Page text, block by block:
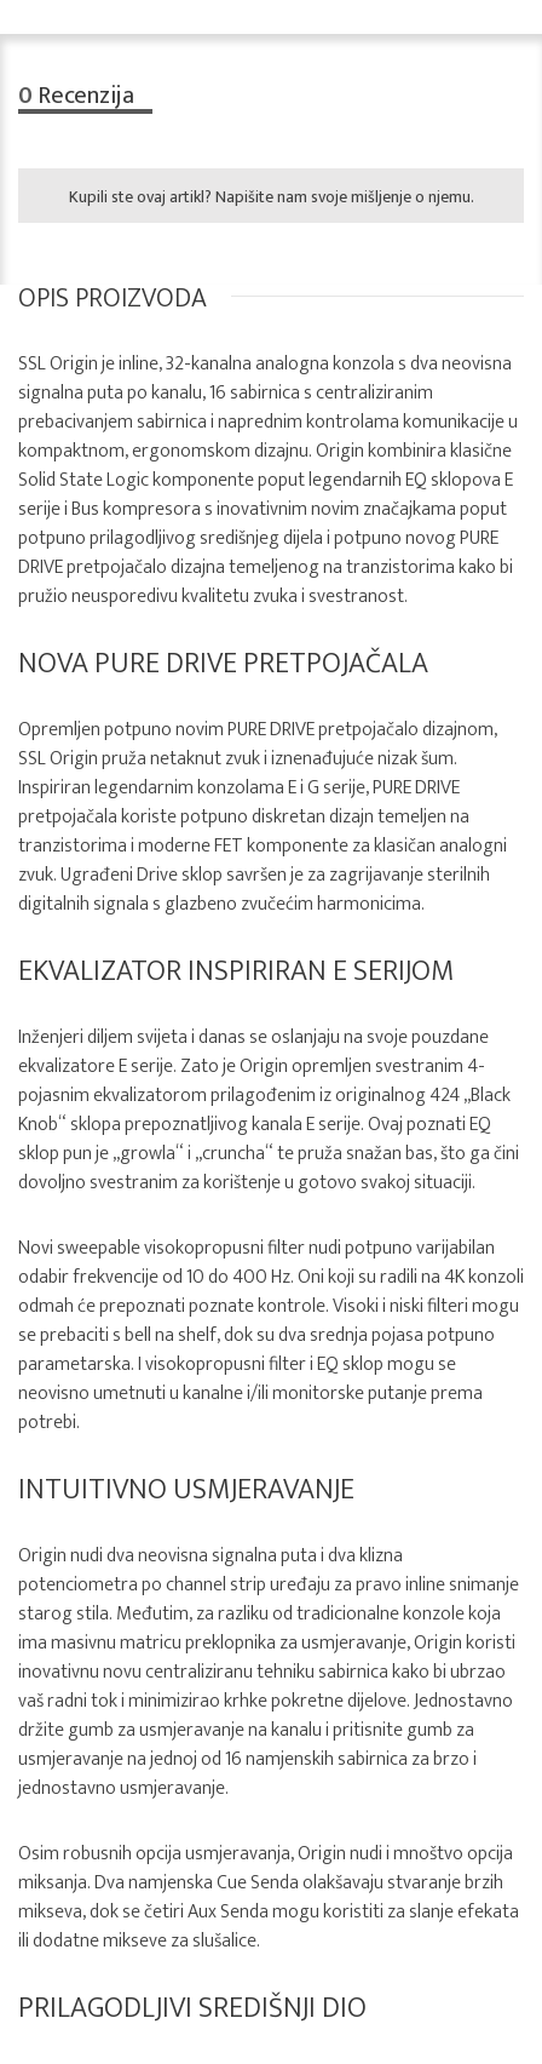
0 Recenzija
Kupili ste ovaj artikl? Napišite nam svoje mišljenje o njemu.
OPIS PROIZVODA
SSL Origin je inline, 32-kanalna analogna konzola s dva neovisna
signalna puta po kanalu, 16 sabirnica s centraliziranim
prebacivanjem sabirnica i naprednim kontrolama komunikacije u
kompaktnom, ergonomskom dizajnu. Origin kombinira klasične
Solid State Logic komponente poput legendarnih EQ sklopova E
serije i Bus kompresora s inovativnim novim značajkama poput
potpuno prilagodljivog središnjeg dijela i potpuno novog PURE
DRIVE pretpojačalo dizajna temeljenog na tranzistorima kako bi
pružio neusporedivu kvalitetu zvuka i svestranost.
NOVA PURE DRIVE PRETPOJAČALA
Opremljen potpuno novim PURE DRIVE pretpojačalo dizajnom,
SSL Origin pruža netaknut zvuk i iznenađujuće nizak šum.
Inspiriran legendarnim konzolama E i G serije, PURE DRIVE
pretpojačala koriste potpuno diskretan dizajn temeljen na
tranzistorima i moderne FET komponente za klasičan analogni
zvuk. Ugrađeni Drive sklop savršen je za zagrijavanje sterilnih
digitalnih signala s glazbeno zvučećim harmonicima.
EKVALIZATOR INSPIRIRAN E SERIJOM
Inženjeri diljem svijeta i danas se oslanjaju na svoje pouzdane
ekvalizatore E serije. Zato je Origin opremljen svestranim 4-
pojasnim ekvalizatorom prilagođenim iz originalnog 424 „Black
Knob“ sklopa prepoznatljivog kanala E serije. Ovaj poznati EQ
sklop pun je „growla“ i „cruncha“ te pruža snažan bas, što ga čini
dovoljno svestranim za korištenje u gotovo svakoj situaciji.
Novi sweepable visokopropusni filter nudi potpuno varijabilan
odabir frekvencije od 10 do 400 Hz. Oni koji su radili na 4K konzoli
odmah će prepoznati poznate kontrole. Visoki i niski filteri mogu
se prebaciti s bell na shelf, dok su dva srednja pojasa potpuno
parametarska. I visokopropusni filter i EQ sklop mogu se
neovisno umetnuti u kanalne i/ili monitorske putanje prema
potrebi.
INTUITIVNO USMJERAVANJE
Origin nudi dva neovisna signalna puta i dva klizna
potenciometra po channel strip uređaju za pravo inline snimanje
starog stila. Međutim, za razliku od tradicionalne konzole koja
ima masivnu matricu preklopnika za usmjeravanje, Origin koristi
inovativnu novu centraliziranu tehniku sabirnica kako bi ubrzao
vaš radni tok i minimizirao krhke pokretne dijelove. Jednostavno
držite gumb za usmjeravanje na kanalu i pritisnite gumb za
usmjeravanje na jednoj od 16 namjenskih sabirnica za brzo i
jednostavno usmjeravanje.
Osim robusnih opcija usmjeravanja, Origin nudi i mnoštvo opcija
miksanja. Dva namjenska Cue Senda olakšavaju stvaranje brzih
mikseva, dok se četiri Aux Senda mogu koristiti za slanje efekata
ili dodatne mikseve za slušalice.
PRILAGODLJIVI SREDIŠNJI DIO